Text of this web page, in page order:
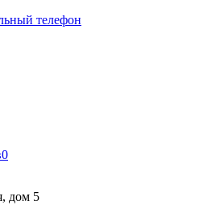
телефон
0
дом 5